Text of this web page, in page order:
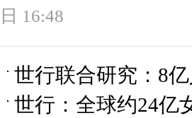
日 16:48
世行联合研究：8
世行：全球约24亿